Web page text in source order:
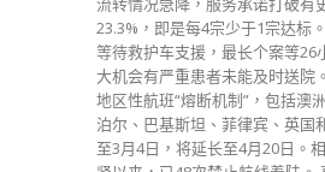
23.3%，即是每4宗少于1宗达标
等待救护车支援，最长个案等26
大机会有严重患者未能及时送院
地区性航班“熔断机制”，包括澳
泊尔、巴基斯坦、菲律宾、英国
至3月4日，将延长至4月20日。